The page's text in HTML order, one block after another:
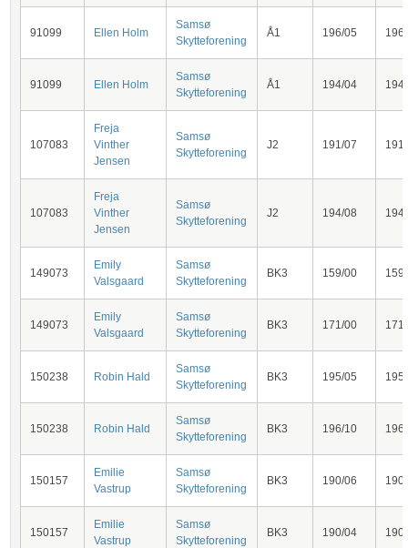
91099 Ellen Holm
Samsø
Skytteforening
Å1 196/05 196
91099 Ellen Holm
Samsø
Skytteforening
Å1 194/04 194
107083
Freja
Vinther
Jensen
Samsø
Skytteforening
J2 191/07 191
107083
Freja
Vinther
Jensen
Samsø
Skytteforening
J2 194/08 194
149073
Emily
Valsgaard
Samsø
Skytteforening
BK3 159/00 159
149073
Emily
Valsgaard
Samsø
Skytteforening
BK3 171/00 171
150238 Robin Hald
Samsø
Skytteforening
BK3 195/05 195
150238 Robin Hald
Samsø
Skytteforening
BK3 196/10 196
150157
Emilie
Vastrup
Samsø
Skytteforening
BK3 190/06 190
150157
Emilie
Vastrup
Samsø
Skytteforening
BK3 190/04 190